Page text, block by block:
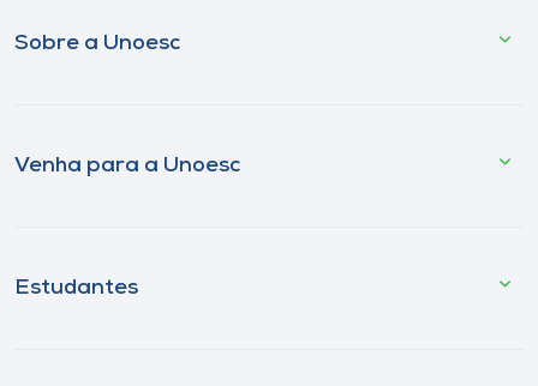
Sobre a Unoesc
Venha para a Unoesc
Estudantes